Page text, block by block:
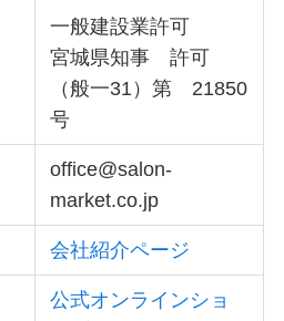
一般建設業許可
宮城県知事 許可
（般一31）第 21850
号
office@salon-
market.co.jp
会社紹介ページ
公式オンラインショ